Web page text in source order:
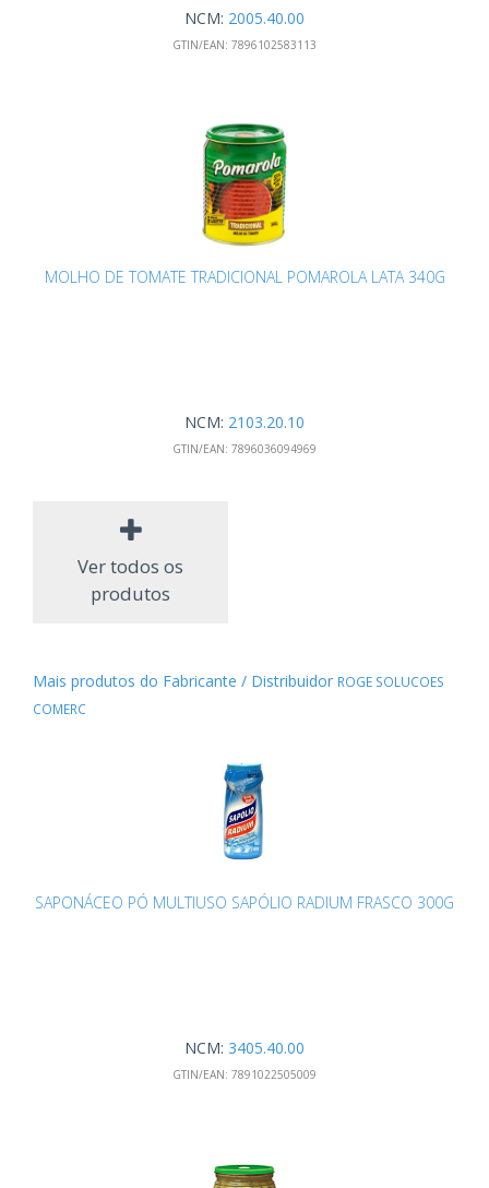
NCM: 2005.40.00
GTIN/EAN: 7896102583113
MOLHO DE TOMATE TRADICIONAL POMAROLA LATA 340G
NCM: 2103.20.10
GTIN/EAN: 7896036094969
Ver todos os
produtos
Mais produtos do Fabricante / Distribuidor ROGE SOLUCOES
COMERC
SAPONÁCEO PÓ MULTIUSO SAPÓLIO RADIUM FRASCO 300G
NCM: 3405.40.00
GTIN/EAN: 7891022505009